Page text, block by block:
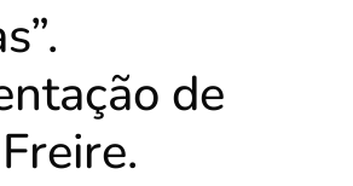
de